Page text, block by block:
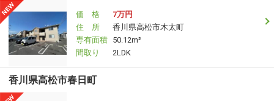
価 格
7万円
住 所
香川県高松市木太町
専有面積 50.12m²
間取り
2LDK
香川県高松市春日町